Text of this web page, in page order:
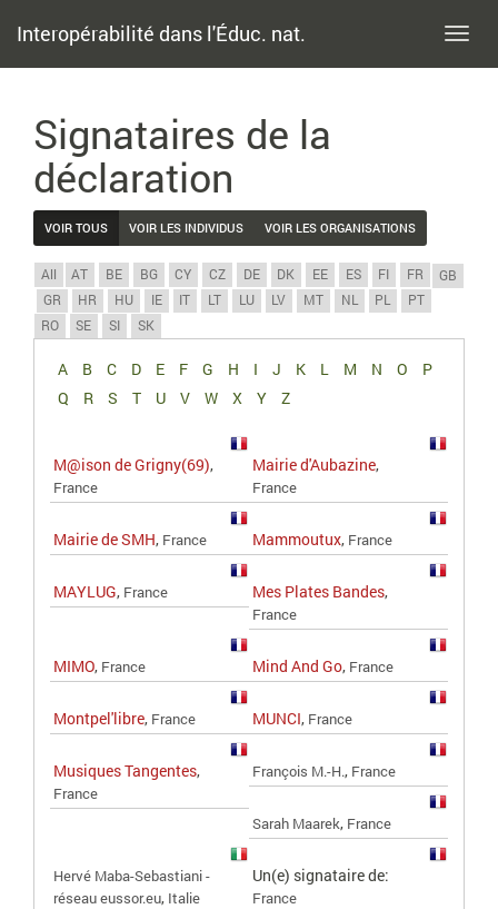
Interopérabilité dans l'Éduc. nat.
Signataires de la
déclaration
VOIR TOUS VOIR LES INDIVIDUS VOIR LES ORGANISATIONS
All AT BE BG CY CZ DE DK EE ES FI FR
GB
GR
HR HU IE IT LT LU LV MT NL PL
PT
RO
SE SI SK
A B C D E F G H I J K L M N O
P
Q
R S T U V W X Y Z
M@ison de Grigny(69),
France
Mairie d'Aubazine,
France
Mairie de SMH, France Mammoutux, France
MAYLUG, France Mes Plates Bandes,
France
MIMO, France Mind And Go, France
Montpel'libre, France MUNCI, France
Musiques Tangentes,
France
François M.-H., France
Sarah Maarek, France
Hervé Maba-Sebastiani -
réseau eussor.eu, Italie
Un(e) signataire de:
France